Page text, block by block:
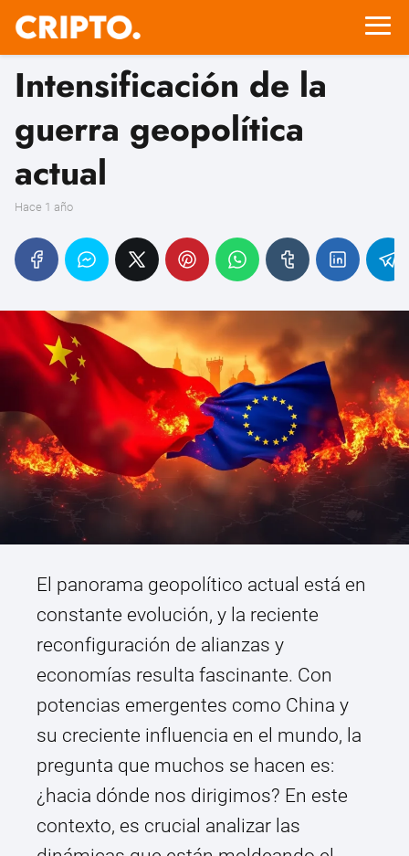
Intensificación de la
guerra geopolítica
actual
hace 1 año
El panorama geopolítico actual está en
constante evolución, y la reciente
reconfiguración de alianzas y
economías resulta fascinante. Con
potencias emergentes como China y
su creciente influencia en el mundo, la
pregunta que muchos se hacen es:
¿hacia dónde nos dirigimos? En este
contexto, es crucial analizar las